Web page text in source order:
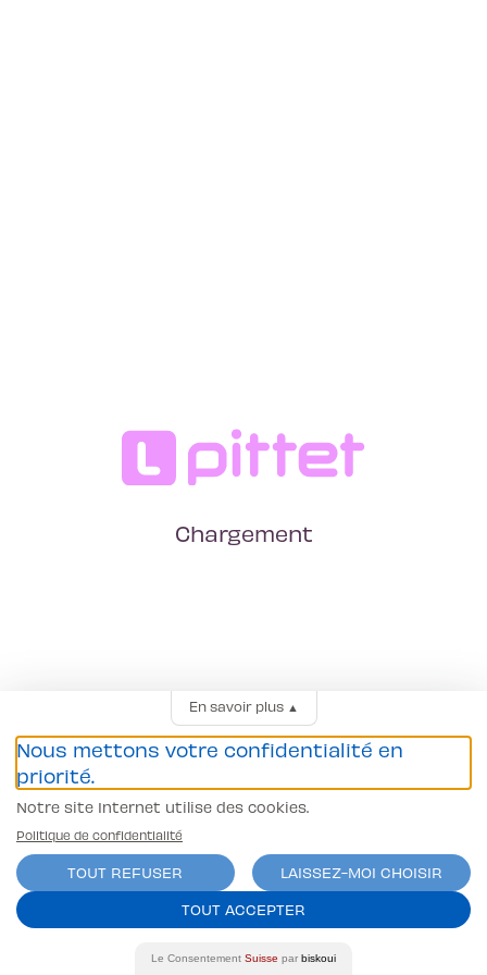
Chargement
En savoir plus▲
Nous mettons votre confidentialité en
priorité.
Notre site Internet utilise des cookies.
Politique de confidentialité
TOUT REFUSER
LAISSEZ-MOI CHOISIR
TOUT ACCEPTER
Le Consentement Suisse par biskoui